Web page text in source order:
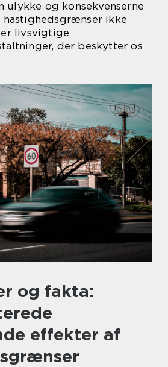
ulykke og konsekvenserne
hastighedsgrænser ikke
livsvigtige
der beskytter os
og fakta:
effekter af